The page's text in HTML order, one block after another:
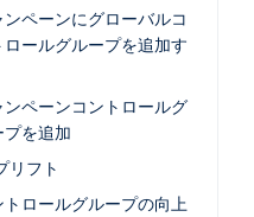
ンペーンにグローバルコ
ロールグループを追加す
ンペーンコントロールグ
プを追加
リフト
トロールグループの向上